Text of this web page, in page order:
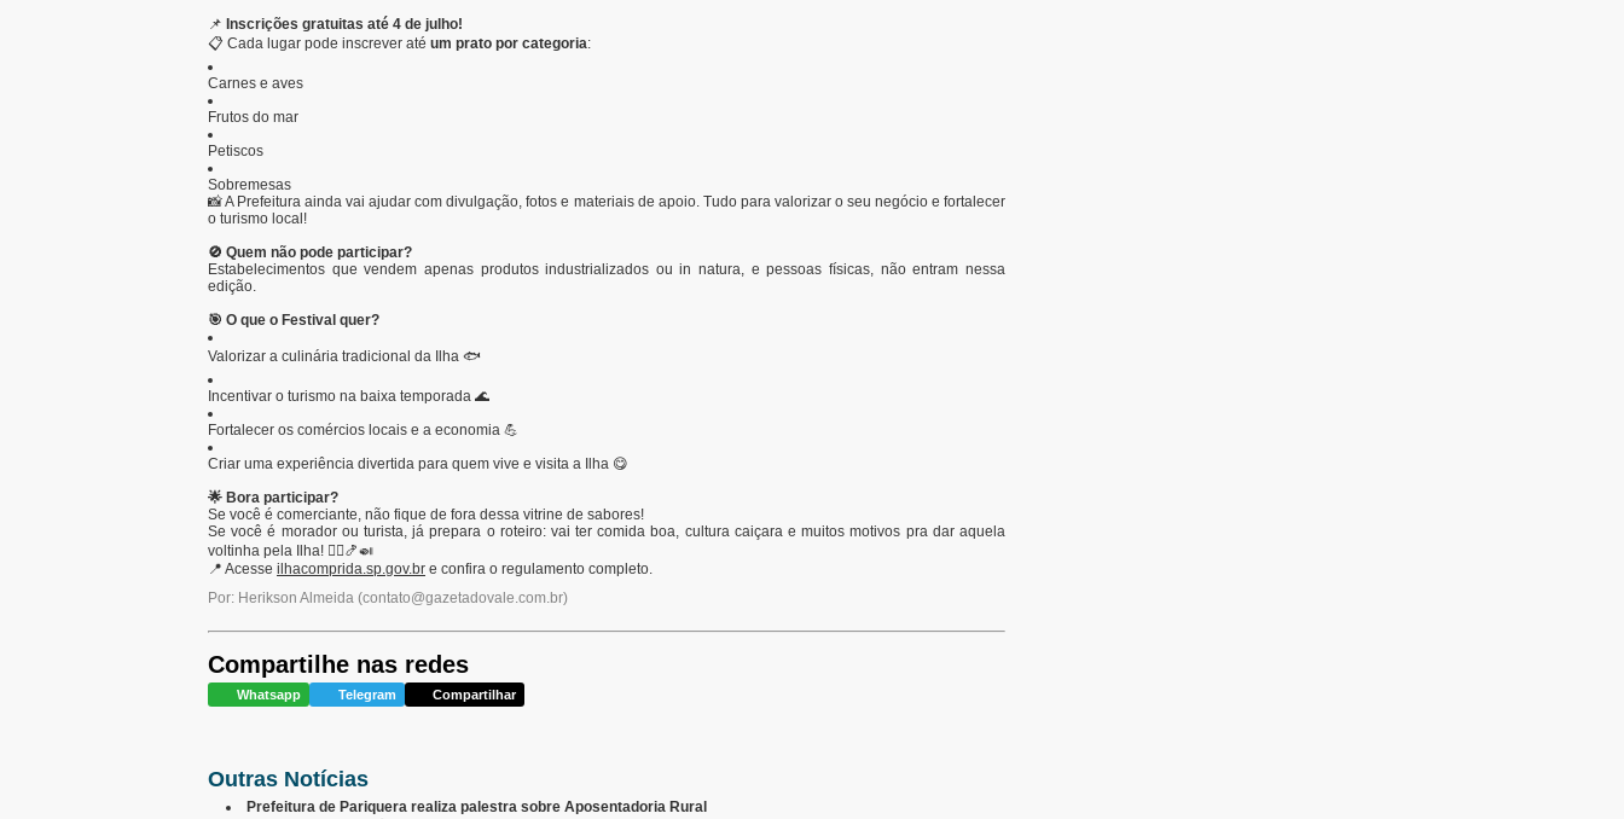
📌 Inscrições gratuitas até 4 de julho!
📋 Cada lugar pode inscrever até um prato por categoria:
Carnes e aves
Frutos do mar
Petiscos
Sobremesas
📸 A Prefeitura ainda vai ajudar com divulgação, fotos e materiais de apoio. Tudo para valorizar o seu negócio e fortalecer
o turismo local!
🚫 Quem não pode participar?
Estabelecimentos que vendem apenas produtos industrializados ou in natura, e pessoas físicas, não entram nessa
edição.
🎯 O que o Festival quer?
Valorizar a culinária tradicional da Ilha 🐟
Incentivar o turismo na baixa temporada 🌊
Fortalecer os comércios locais e a economia 💪
Criar uma experiência divertida para quem vive e visita a Ilha 😋
🌟 Bora participar?
Se você é comerciante, não fique de fora dessa vitrine de sabores!
Se você é morador ou turista, já prepara o roteiro: vai ter comida boa, cultura caiçara e muitos motivos pra dar aquela
voltinha pela Ilha! 🚶‍♀️🍤🍛
📍 Acesse ilhacomprida.sp.gov.br e confira o regulamento completo.
Por: Herikson Almeida (contato@gazetadovale.com.br)
Compartilhe nas redes
Whatsapp Telegram Compartilhar
Outras Notícias
Prefeitura de Pariquera realiza palestra sobre Aposentadoria Rural